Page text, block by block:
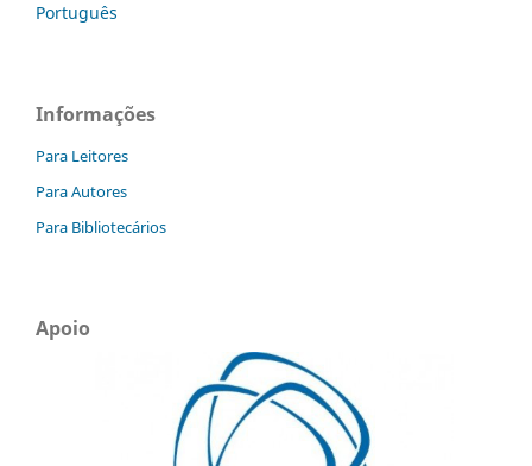
Português
Informações
Para Leitores
Para Autores
Para Bibliotecários
Apoio